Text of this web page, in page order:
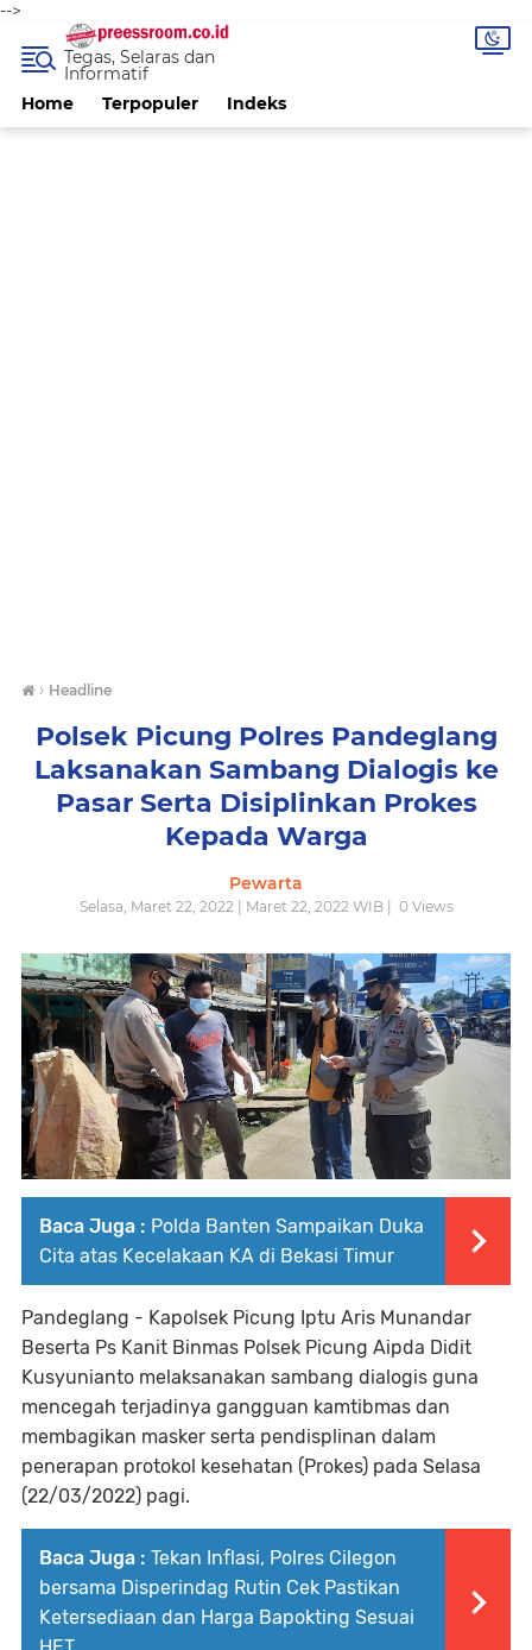
-->
Home Terpopuler Indeks
Tegas, Selaras dan
Informatif
› Headline
Polsek Picung Polres Pandeglang
Laksanakan Sambang Dialogis ke
Pasar Serta Disiplinkan Prokes
Kepada Warga
Pewarta
Selasa, Maret 22, 2022 | Maret 22, 2022 WIB | 0Views
Baca Juga : Polda Banten Sampaikan Duka
Cita atas Kecelakaan KA di Bekasi Timur
Pandeglang - Kapolsek Picung Iptu Aris Munandar
Beserta Ps Kanit Binmas Polsek Picung Aipda Didit
Kusyunianto melaksanakan sambang dialogis guna
mencegah terjadinya gangguan kamtibmas dan
membagikan masker serta pendisplinan dalam
penerapan protokol kesehatan (Prokes) pada Selasa
(22/03/2022) pagi.
Baca Juga : Tekan Inflasi, Polres Cilegon
bersama Disperindag Rutin Cek Pastikan
Ketersediaan dan Harga Bapokting Sesuai